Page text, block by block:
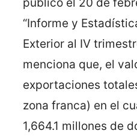
“Informe y
Exterior al IV
menciona que, el
exportaciones
zona franca) en el
1,664.1 millones de